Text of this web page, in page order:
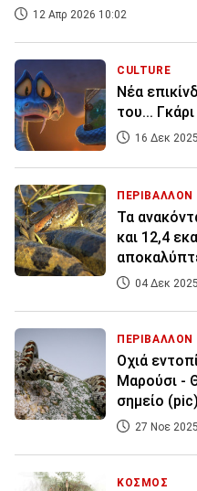
12 Απρ 2026 10:02
CULTURE
Νέα
του...
16 Δεκ
ΠΕΡΙΒΑΛΛΟΝ
Τα
και 12,4
04 Δεκ
ΠΕΡΙΒΑΛΛΟΝ
Οχιά
Μαρούσι -
σημείο (pic)
27 Νοε
ΚΟΣΜΟΣ